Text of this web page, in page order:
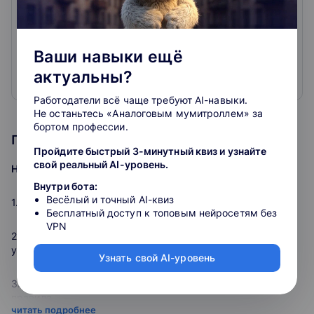
Скачиваете сертификат
Покажите работодателю, что подтянулись в теме.
Онлайн-курсы для бухгалтеров, официальное
повышение квалификации, вебинары, практикумы с
Только нужные темы: налоги, проверки, бухучёт,
налоговая оптимизация, кадры, право
Официальные удостоверения, курсы и мастер-
классы с лучшими лекторами страны и
профпереподготовка для бухгалтера и
предпринимателя
Развернуть
Программа курса
На вебинаре разберем:
1. Особенности переходного периода.
2. Регистрация бизнеса новых территорий: постановка на
учет ИП, регистрация юрлиц.
3. Особенности бухгалтерского учета в РФ: общие
правила.
читать подробнее
Ваши навыки ещё
актуальны?
Работодатели всё чаще требуют AI-навыки.
Не останьтесь «Аналоговым мумитроллем» за
бортом профессии.
Пройдите быстрый 3-минутный квиз и узнайте
свой реальный AI-уровень.
Внутри бота:
Весёлый и точный AI-квиз
Бесплатный доступ к топовым нейросетям без
VPN
Узнать свой AI-уровень